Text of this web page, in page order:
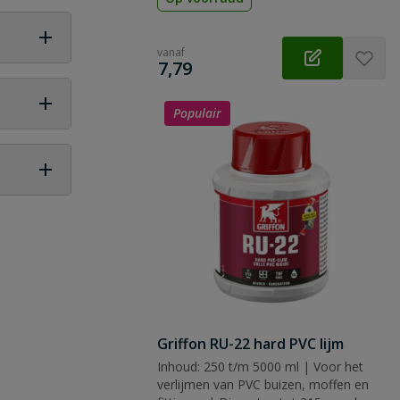
vanaf
€
7,79
Populair
Griffon RU-22 hard PVC lijm
Inhoud: 250 t/m 5000 ml | Voor het
verlijmen van PVC buizen, moffen en